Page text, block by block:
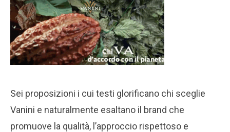
Sei proposizioni i cui testi glorificano chi sceglie
Vanini e naturalmente esaltano il brand che
promuove la qualità, l’approccio rispettoso e